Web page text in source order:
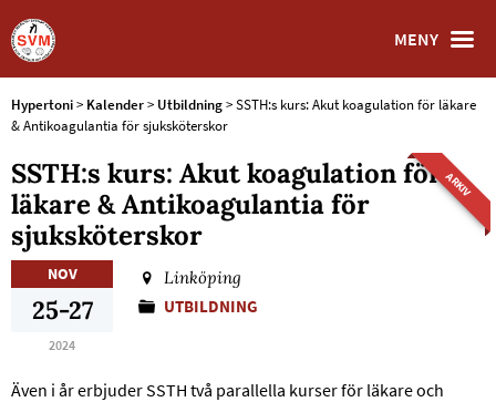
MENY
Hypertoni> Kalender> Utbildning>SSTH:s kurs: Akut koagulation för läkare
& Antikoagulantia för sjuksköterskor
ARKIV
SSTH:s kurs: Akut koagulation för
läkare & Antikoagulantia för
sjuksköterskor
NOV
25-27
2024
Linköping
UTBILDNING
Även i år erbjuder SSTH två parallella kurser för läkare och